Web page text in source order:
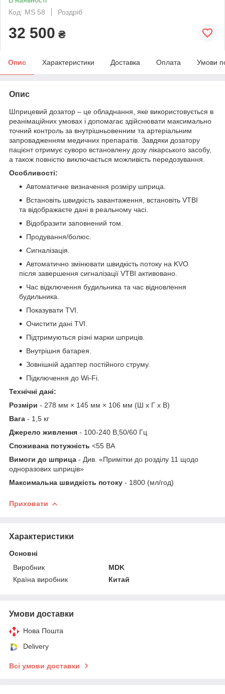
Код: MS 58
Роздріб
32 500 ₴
Опис Характеристики Доставка Оплата Умови
Опис
Шприцевий дозатор – це обладнання, яке використовується в
реанімаційних умовах і допомагає здійснювати максимально
точний контроль за внутрішньовенним та артеріальним
запровадженням медичних препаратів. Завдяки дозатору
пацієнт отримує суворо встановлену дозу лікарського засобу,
а також повністю виключається можливість передозування.
Особливості:
Автоматичне визначення розміру шприца.
Встановіть швидкість завантаження, встановіть VTBI
та відображаєте дані в реальному часі.
Відобразити заповнений том.
Продування/болюс.
Сигналізація.
Автоматично змінювати швидкість потоку на KVO
після завершення сигналізації VTBI активовано.
Час відключення будильника та час відновлення
будильника.
Показувати TVI.
Очистити дані TVI.
Підтримуються різні марки шприців.
Внутрішня батарея.
Зовнішній адаптер постійного струму.
Підключення до Wi-Fi.
Технічні дані:
Розміри - 278 мм × 145 мм × 106 мм (Ш x Г x В)
Вага - 1,5 кг
Джерело живлення - 100-240 В,50/60 Гц
Споживана потужність <55 ВА
Вимоги до шприца - Див. «Примітки до розділу 11 щодо
одноразових шприців»
Максимальна швидкість потоку - 1800 (мл/год)
Приховати
Характеристики
Основні
Виробник
MDK
Країна виробник
Китай
Умови доставки
Нова Пошта
Delivery
Всі умови доставки